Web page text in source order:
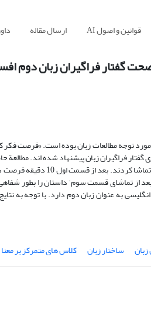
قوانین و اصول AI ارسال مقاله
گفتار فراگیران زبان دوم
توجه مطالعات زبان بوده است. «فرصت فکر
به نقش راه حل اول پرداخته است.
از تماشای قسمت سوم‘ داستان را بطور
به عنوان زبان دوم دارد. با توجه به
ساختار زبان کلاس های متمرکز بر معنا